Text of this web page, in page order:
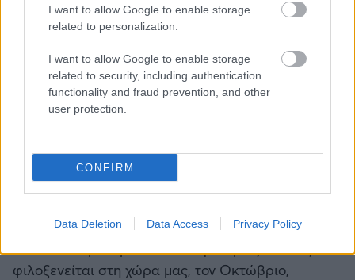
I want to allow Google to enable storage
related to personalization.
I want to allow Google to enable storage
related to security, including authentication
functionality and fraud prevention, and other
user protection.
CONFIRM
Data Deletion Data Access Privacy Policy
φιλοξενείται στη χώρα μας, τον Οκτώβριο,